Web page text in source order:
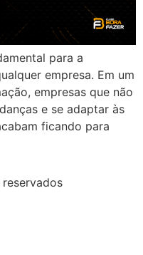
para a
empresa. Em um
empresas que não
e se adaptar às
ficando para